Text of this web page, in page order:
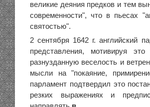
великие деяния предков и тем
современности", что в пьесах
святостью".
2 сентября 1642 г. английский
представления, мотивируя
разнузданную веселость и
мысли на "покаяние,
парламент подтвердил это
резких выражениях и